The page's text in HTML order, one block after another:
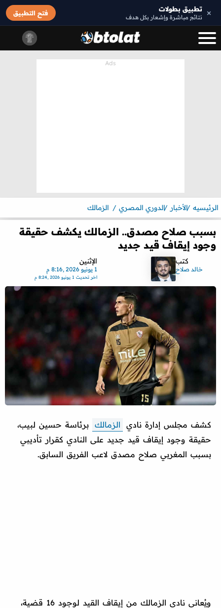
× تطبيق بطولات
نتائج مباشرة وإشعار بكل هدف
فتح التطبيق
الرئيسيه الأخبار الدوري المصري الزمالك
بسبب صلاح مصدق.. الزمالك يكشف حقيقة
وجود إيقاف قيد جديد
كتب
خالد صلاح
الإثنين
1 يونيو 2026 ,8:16 م
اخر تحديث 1 يونيو 2026 ,8:24 م
كشف مجلس إدارة نادي الزمالك برئاسة حسين لبيب،
حقيقة وجود إيقاف قيد جديد على النادي كقرار تأديبي
بسبب المغربي صلاح مصدق لاعب الفريق السابق.
ويُعاني نادي الزمالك من إيقاف القيد لوجود 16 قضية،